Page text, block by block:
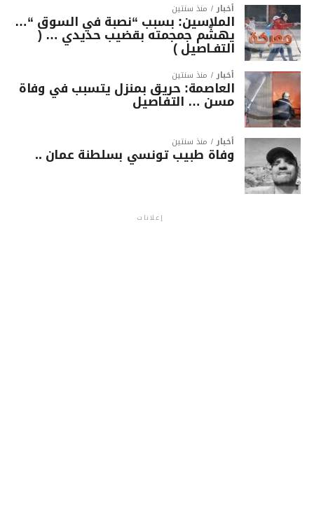
أخبار منذ سنتين
الملاسين: بسبب “نصبة في السوق “…
يهشّم جمجمته بقضيب حديدي … (
التفـاصيل )
أخبار منذ سنتين
العاصمة: حريق بمنزل يتسبب في وفاة
مسن … التفاصيل
أخبار منذ سنتين
وفاة طبيب تونسي بسلطنة عمان ..
إعلانات